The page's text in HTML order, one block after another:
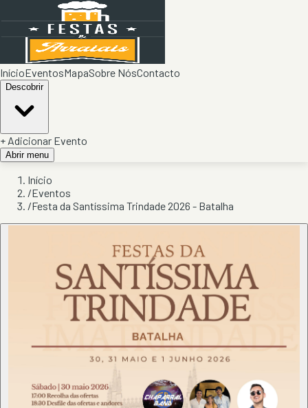
InícioEventosMapaSobre NósContacto
Descobrir
+ Adicionar Evento
Abrir menu
Início
/Eventos
/Festa da Santíssima Trindade 2026 - Batalha